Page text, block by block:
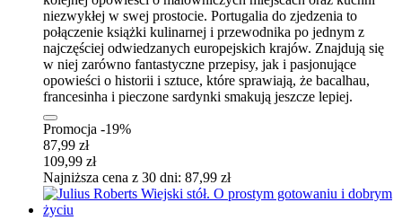
niezwykłej w swej prostocie. Portugalia do zjedzenia to
połączenie książki kulinarnej i przewodnika po jednym z
najczęściej odwiedzanych europejskich krajów. Znajdują się
w niej zarówno fantastyczne przepisy, jak i pasjonujące
opowieści o historii i sztuce, które sprawiają, że bacalhau,
francesinha i pieczone sardynki smakują jeszcze lepiej.
Promocja -19%
87,99 zł
109,99 zł
Najniższa cena z 30 dni: 87,99 zł